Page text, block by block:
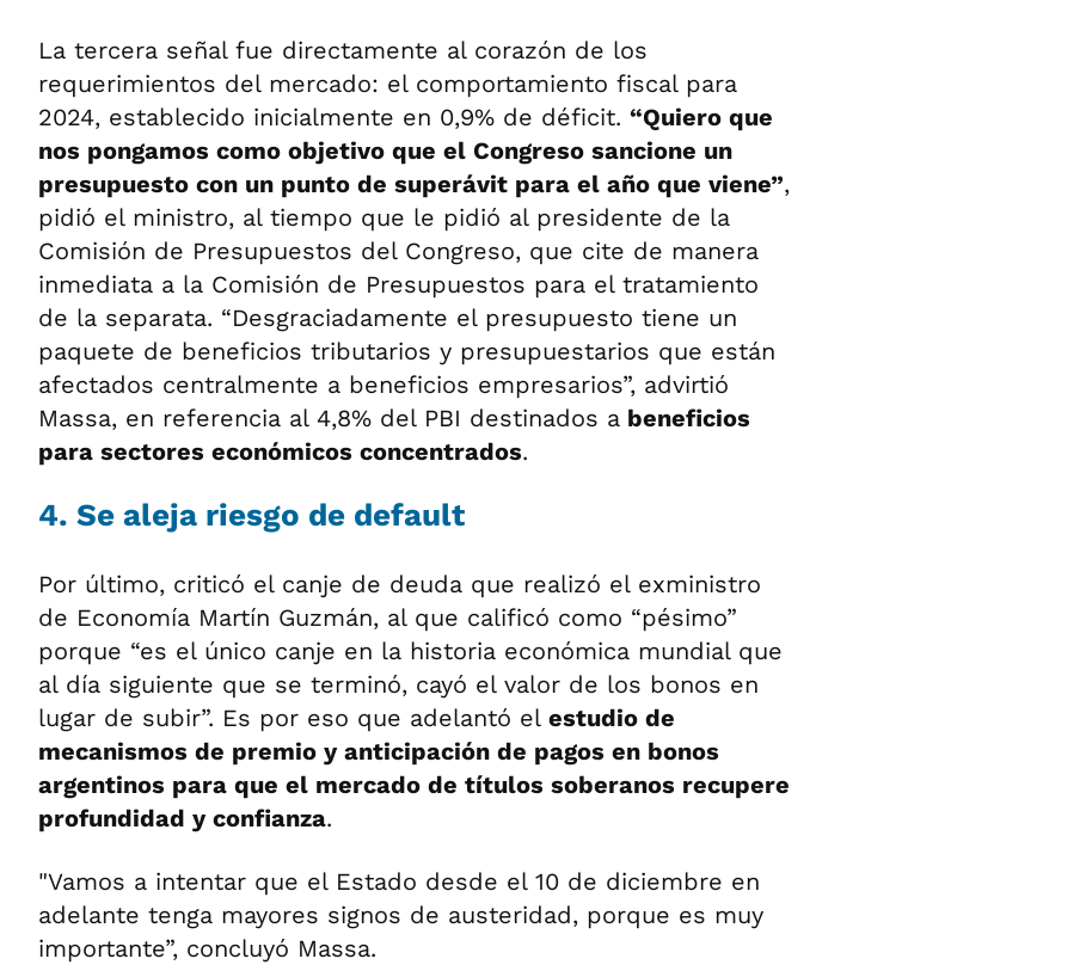
La tercera señal fue directamente al corazón de los
requerimientos del mercado: el comportamiento fiscal para
2024, establecido inicialmente en 0,9% de déficit. “Quiero que
nos pongamos como objetivo que el Congreso sancione un
presupuesto con un punto de superávit para el año que viene”,
pidió el ministro, al tiempo que le pidió al presidente de la
Comisión de Presupuestos del Congreso, que cite de manera
inmediata a la Comisión de Presupuestos para el tratamiento
de la separata. “Desgraciadamente el presupuesto tiene un
paquete de beneficios tributarios y presupuestarios que están
afectados centralmente a beneficios empresarios”, advirtió
Massa, en referencia al 4,8% del PBI destinados a beneficios
para sectores económicos concentrados.
4. Se aleja riesgo de default
Por último, criticó el canje de deuda que realizó el exministro
de Economía Martín Guzmán, al que calificó como “pésimo”
porque “es el único canje en la historia económica mundial que
al día siguiente que se terminó, cayó el valor de los bonos en
lugar de subir”. Es por eso que adelantó el estudio de
mecanismos de premio y anticipación de pagos en bonos
argentinos para que el mercado de títulos soberanos recupere
profundidad y confianza.
"Vamos a intentar que el Estado desde el 10 de diciembre en
adelante tenga mayores signos de austeridad, porque es muy
importante”, concluyó Massa.